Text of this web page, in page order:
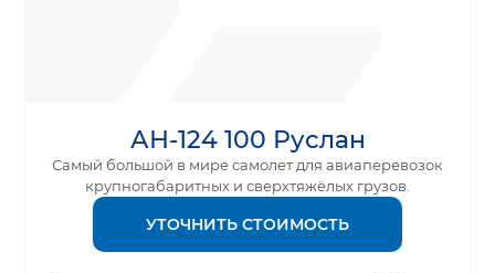
АН-124 100 Руслан
Самый большой в мире самолет для авиаперевозок
крупногабаритных и сверхтяжёлых грузов.
УТОЧНИТЬ СТОИМОСТЬ